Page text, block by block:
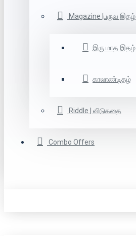
Magazine |பருவ இதழ்
இரு மாத இதழ்
காலாண்டிதழ்
Riddle | விடுகதை
Combo Offers